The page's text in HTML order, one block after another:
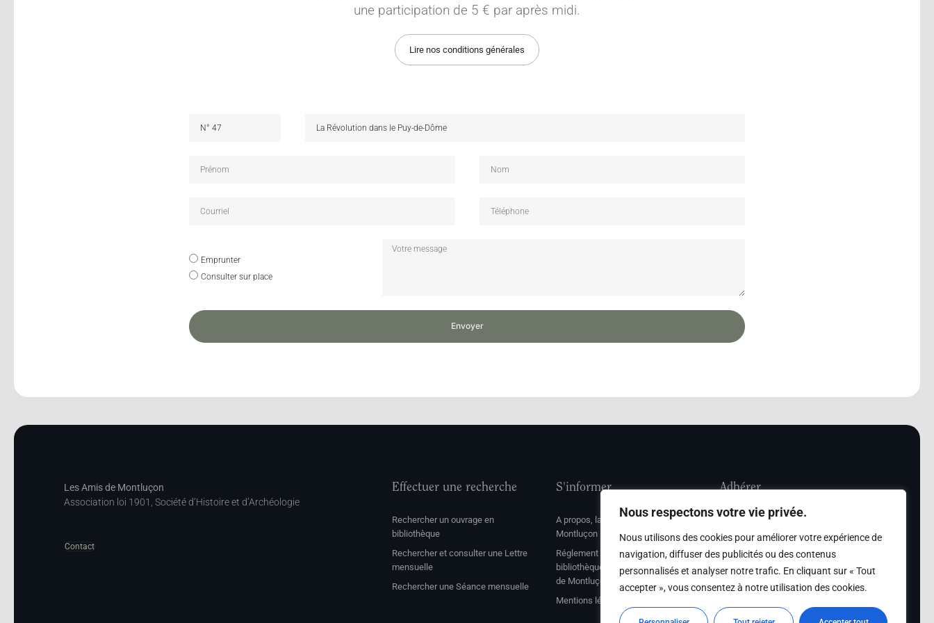
Nous respectons votre vie privée.
Nous utilisons des cookies pour améliorer votre expérience de
navigation, diffuser des publicités ou des contenus
personnalisés et analyser notre trafic. En cliquant sur « Tout
accepter », vous consentez à notre utilisation des cookies.
une participation de 5 € par après midi.
Lire nos conditions générales
Emprunter
Consulter sur place
Envoyer
Les Amis de Montluçon
Association loi 1901, Société d’Histoire et d’Archéologie
Contact
Effectuer une recherche
Rechercher un ouvrage en
bibliothèque
Rechercher et consulter une Lettre
mensuelle
Rechercher une Séance mensuelle
S'informer
A propos, la société Les Amis de
Montluçon
Réglement de consultation de la
bibliothèque et des archives des Amis
de Montluçon
Mentions légales
Adhérer
Adhésion